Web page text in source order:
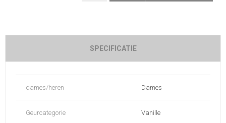
SPECIFICATIE
dames/heren Dames
Geurcategorie Vanille